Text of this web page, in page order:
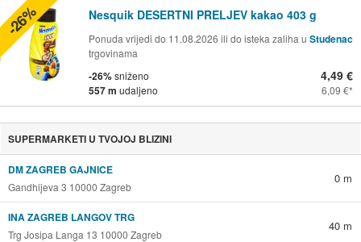
Nesquik DESERTNI PRELJEV kakao 403 g
Ponuda vrijedi do 11.08.2026 ili do isteka zaliha u Studenac
trgovinama
-26%sniženo
557 m udaljeno
4,49 €
6,09 €
-26%
SUPERMARKETI U TVOJOJ BLIZINI
DM ZAGREB GAJNICE
Gandhijeva 3 10000 Zagreb
0 m
INA ZAGREB LANGOV TRG
Trg Josipa Langa 13 10000 Zagreb
40 m